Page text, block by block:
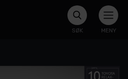
SØK MENY